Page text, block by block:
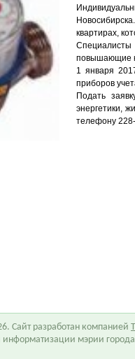
квартирах,
повышающие
1 января
приборов
Подать
энергетики,
телефону
Сайт разработан компанией
информатизации мэрии